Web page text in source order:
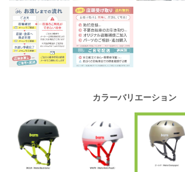
カラーバリエーション